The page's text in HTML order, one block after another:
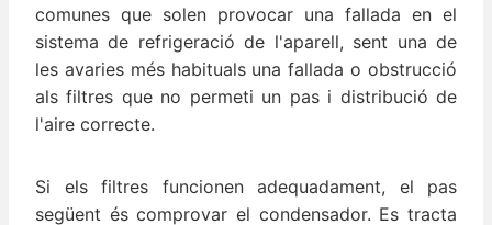
comunes que solen provocar una fallada en el
sistema de refrigeració de l'aparell, sent una de
les avaries més habituals una fallada o obstrucció
als filtres que no permeti un pas i distribució de
l'aire correcte.
Si els filtres funcionen adequadament, el pas
següent és comprovar el condensador. Es tracta